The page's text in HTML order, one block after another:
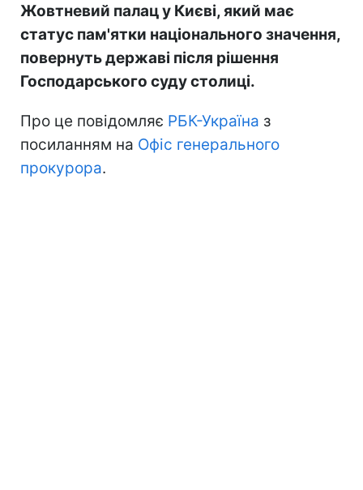
Жовтневий палац у Києві, який має
статус пам'ятки національного значення,
повернуть державі після рішення
Господарського суду столиці.
Про це повідомляє РБК-Україна з
посиланням на Офіс генерального
прокурора.